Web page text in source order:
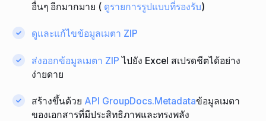
อื่นๆ อีกมากมาย ( ดูรายการรูปแบบที่รองรับ)
ดูและแก้ไขข้อมูลเมตา ZIP
ส่งออกข้อมูลเมตา ZIP ไปยัง Excel สเปรดชีตได้อย่าง
ง่ายดาย
สร้างขึ้นด้วย API GroupDocs.Metadataข้อมูลเมตา
ของเอกสารที่มีประสิทธิภาพและทรงพลัง